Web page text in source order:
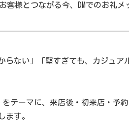
客様とつながる今、DMでのお礼
らない」「堅すぎても、カジュア
テーマに、来店後・初来店・予
ます。